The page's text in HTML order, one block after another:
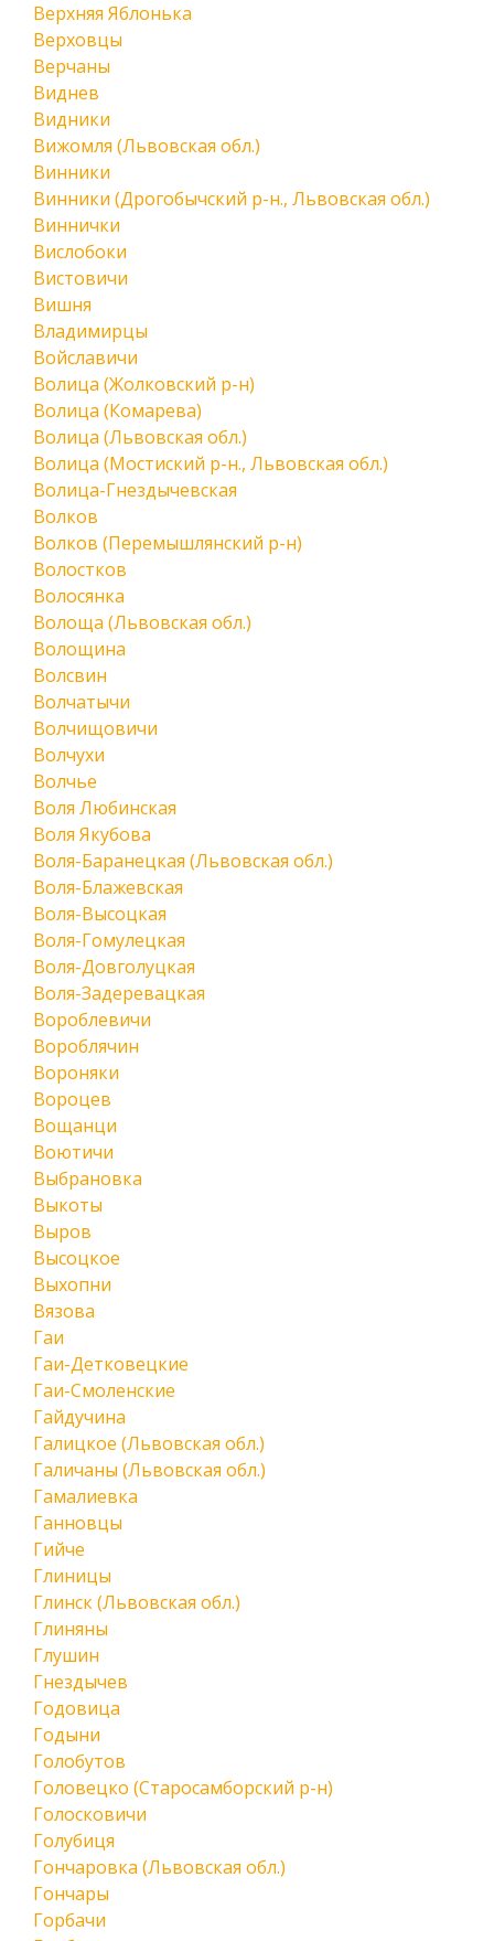
Верхняя Яблонька
Верховцы
Верчаны
Виднев
Видники
Вижомля (Львовская обл.)
Винники
Винники (Дрогобычский р-н., Львовская обл.)
Виннички
Вислобоки
Вистовичи
Вишня
Владимирцы
Войславичи
Волица (Жолковский р-н)
Волица (Комарева)
Волица (Львовская обл.)
Волица (Мостиский р-н., Львовская обл.)
Волица-Гнездычевская
Волков
Волков (Перемышлянский р-н)
Волостков
Волосянка
Волоща (Львовская обл.)
Волощина
Волсвин
Волчатычи
Волчищовичи
Волчухи
Волчье
Воля Любинская
Воля Якубова
Воля-Баранецкая (Львовская обл.)
Воля-Блажевская
Воля-Высоцкая
Воля-Гомулецкая
Воля-Довголуцкая
Воля-Задеревацкая
Вороблевичи
Вороблячин
Вороняки
Вороцев
Вощанци
Воютичи
Выбрановка
Выкоты
Выров
Высоцкое
Выхопни
Вязова
Гаи
Гаи-Детковецкие
Гаи-Смоленские
Гайдучина
Галицкое (Львовская обл.)
Галичаны (Львовская обл.)
Гамалиевка
Ганновцы
Гийче
Глиницы
Глинск (Львовская обл.)
Глиняны
Глушин
Гнездычев
Годовица
Годыни
Голобутов
Головецко (Старосамборский р-н)
Голосковичи
Голубиця
Гончаровка (Львовская обл.)
Гончары
Горбачи